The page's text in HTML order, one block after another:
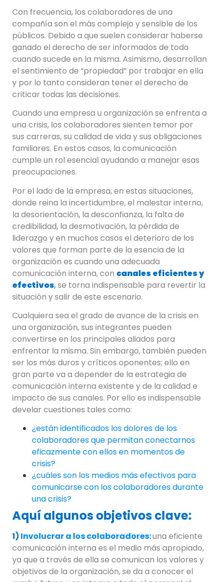
Con frecuencia, los colaboradores de una
compañía son el más complejo y sensible de los
públicos. Debido a que suelen considerar haberse
ganado el derecho de ser informados de todo
cuando sucede en la misma. Asimismo, desarrollan
el sentimiento de “propiedad” por trabajar en ella
y por lo tanto consideran tener el derecho de
criticar todas las decisiones.
Cuando una empresa u organización se enfrenta a
una crisis, los colaboradores sienten temor por
sus carreras, su calidad de vida y sus obligaciones
familiares. En estos casos, la comunicación
cumple un rol esencial ayudando a manejar esas
preocupaciones.
Por el lado de la empresa, en estas situaciones,
donde reina la incertidumbre, el malestar interno,
la desorientación, la desconfianza, la falta de
credibilidad, la desmotivación, la pérdida de
liderazgo y en muchos casos el deterioro de los
valores que forman parte de la esencia de la
organización es cuando una adecuada
comunicación interna, con canales eficientes y
efectivos,se torna indispensable para revertir la
situación y salir de este escenario.
Cualquiera sea el grado de avance de la crisis en
una organización, sus integrantes pueden
convertirse en los principales aliados para
enfrentar la misma. Sin embargo, también pueden
ser los más duros y críticos oponentes; ello en
gran parte va a depender de la estrategia de
comunicación interna existente y de la calidad e
impacto de sus canales. Por ello es indispensable
develar cuestiones tales como:
¿están identificados los dolores de los
colaboradores que permitan conectarnos
eficazmente con ellos en momentos de
crisis?
¿cuáles son los medios más efectivos para
comunicarse con los colaboradores durante
una crisis?
Aquí algunos objetivos clave:
1) Involucrar a los colaboradores:una eficiente
comunicación interna es el medio más apropiado,
ya que a través de ella se comunican los valores y
objetivos de la organización, se da a conocer el